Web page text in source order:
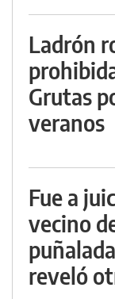
Ladrón
Grutas
veranos
Fue a
vecino
reveló